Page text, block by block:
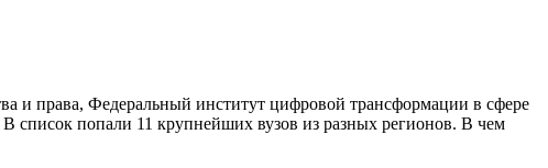
права, Федеральный институт цифровой трансформации в сфере
список попали 11 крупнейших вузов из разных регионов. В чем